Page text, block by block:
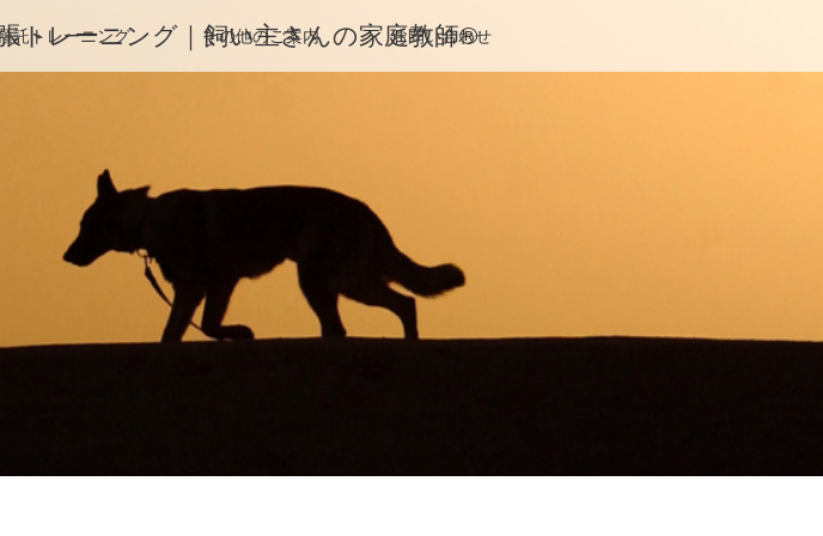
トレーニング｜飼い主さんの家庭教師®️
託トレーニング その他のご案内 お問い合わせ